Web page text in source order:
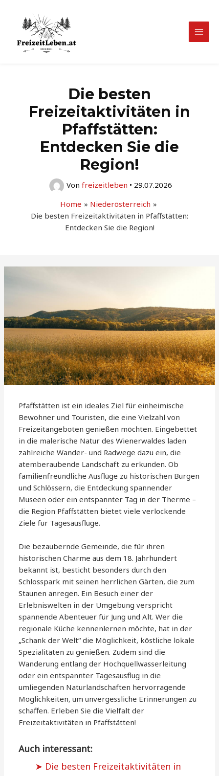
springen
Main
Die besten
Freizeitaktivitäten in
Pfaffstätten:
Entdecken Sie die
Region!
Von freizeitleben • 29.07.2026
Home
Niederösterreich
Die besten Freizeitaktivitäten in Pfaffstätten:
Entdecken Sie die Region!
Pfaffstätten ist ein ideales Ziel für einheimische
Bewohner und Touristen, die eine Vielzahl von
Freizeitangeboten genießen möchten. Eingebettet
in die malerische Natur des Wienerwaldes laden
zahlreiche Wander- und Radwege dazu ein, die
atemberaubende Landschaft zu erkunden. Ob
familienfreundliche Ausflüge zu historischen Burgen
und Schlössern, die Entdeckung spannender
Museen oder ein entspannter Tag in der Therme –
die Region Pfaffstätten bietet viele verlockende
Ziele für Tagesausflüge.
Die bezaubernde Gemeinde, die für ihren
historischen Charme aus dem 18. Jahrhundert
bekannt ist, besticht besonders durch den
Schlosspark mit seinen herrlichen Gärten, die zum
Staunen anregen. Ein Besuch einer der
Erlebniswelten in der Umgebung verspricht
spannende Abenteuer für Jung und Alt. Wer die
regionale Küche kennenlernen möchte, hat in der
„Schank der Welt“ die Möglichkeit, köstliche lokale
Spezialitäten zu genießen. Zudem sind die
Wanderung entlang der Hochquellwasserleitung
oder ein entspannter Tagesausflug in die
umliegenden Naturlandschaften hervorragende
Möglichkeiten, um unvergessliche Erinnerungen zu
schaffen. Erleben Sie die Vielfalt der
Freizeitaktivitäten in Pfaffstätten!
Auch interessant:
Die besten Freizeitaktivitäten in